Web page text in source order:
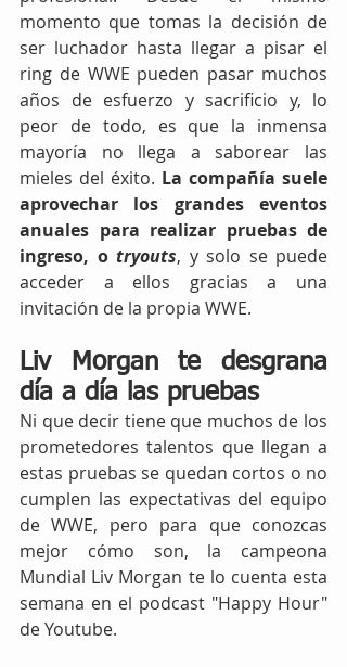
momento que tomas la decisión de
ser luchador hasta llegar a pisar el
ring de WWE pueden pasar muchos
años de esfuerzo y sacrificio y, lo
peor de todo, es que la inmensa
mayoría no llega a saborear las
mieles del éxito. La compañía suele
aprovechar los grandes eventos
anuales para realizar pruebas de
ingreso, o tryouts, y solo se puede
acceder a ellos gracias a una
invitación de la propia WWE.
Liv Morgan te desgrana
día a día las pruebas
Ni que decir tiene que muchos de los
prometedores talentos que llegan a
estas pruebas se quedan cortos o no
cumplen las expectativas del equipo
de WWE, pero para que conozcas
mejor cómo son, la campeona
Mundial Liv Morgan te lo cuenta esta
semana en el podcast "Happy Hour"
de Youtube.